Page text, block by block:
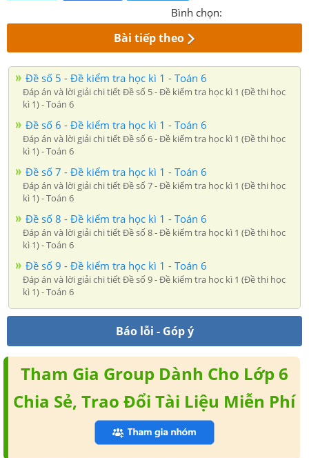
Bình chọn:
Bài tiếp theo
Đề số 5 - Đề kiểm tra học kì 1 - Toán 6
Đáp án và lời giải chi tiết Đề số 5 - Đề kiểm tra học kì 1 (Đề thi học
kì 1) - Toán 6
Đề số 6 - Đề kiểm tra học kì 1 - Toán 6
Đáp án và lời giải chi tiết Đề số 6 - Đề kiểm tra học kì 1 (Đề thi học
kì 1) - Toán 6
Đề số 7 - Đề kiểm tra học kì 1 - Toán 6
Đáp án và lời giải chi tiết Đề số 7 - Đề kiểm tra học kì 1 (Đề thi học
kì 1) - Toán 6
Đề số 8 - Đề kiểm tra học kì 1 - Toán 6
Đáp án và lời giải chi tiết Đề số 8 - Đề kiểm tra học kì 1 (Đề thi học
kì 1) - Toán 6
Đề số 9 - Đề kiểm tra học kì 1 - Toán 6
Đáp án và lời giải chi tiết Đề số 9 - Đề kiểm tra học kì 1 (Đề thi học
kì 1) - Toán 6
Báo lỗi - Góp ý
Tham Gia Group Dành Cho Lớp 6
Chia Sẻ, Trao Đổi Tài Liệu Miễn Phí